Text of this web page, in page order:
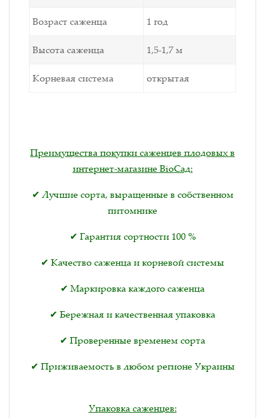
Возраст саженца 1 год
Высота саженца 1,5-1,7 м
Корневая система открытая
Преимущества покупки саженцев плодовых в
интернет-магазине BioСад:
✔ Лучшие сорта, выращенные в собственном
питомнике
✔ Гарантия сортности 100 %
✔ Качество саженца и корневой системы
✔ Маркировка каждого саженца
✔ Бережная и качественная упаковка
✔ Проверенные временем сорта
✔ Приживаемость в любом регионе Украины
Упаковка саженцев: